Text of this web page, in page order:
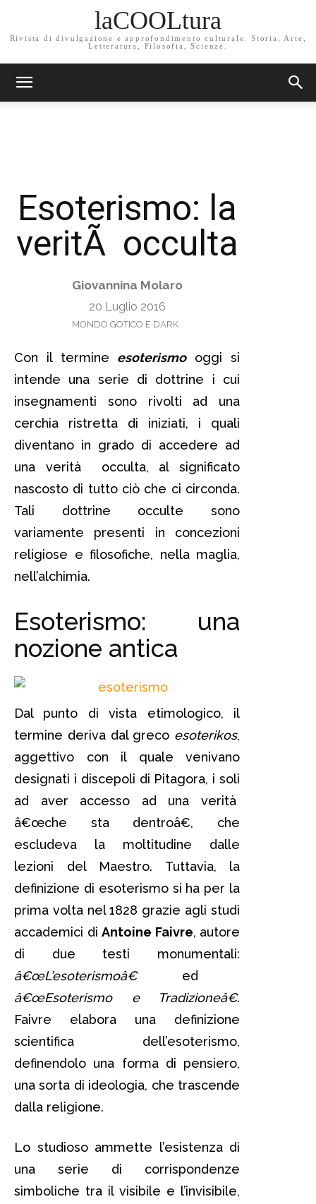
laCOOLtura
Rivista di divulgazione e approfondimento culturale. Storia, Arte,
Letteratura, Filosofia, Scienze.
Esoterismo: la
veritÃ occulta
Giovannina Molaro
20 Luglio 2016
MONDO GOTICO E DARK
Con il termine esoterismooggi si
intende una serie di dottrine i cui
insegnamenti sono rivolti ad una
cerchia ristretta di iniziati, i quali
diventano in grado di accedere ad
una verità occulta, al significato
nascosto di tutto ciò che ci circonda.
Tali dottrine occulte sono
variamente presenti in concezioni
religiose e filosofiche, nella maglia,
nell’alchimia.
Esoterismo: una
nozione antica
Dal punto di vista etimologico, il
termine deriva dal greco esoterikos,
aggettivo con il quale venivano
designati i discepoli di Pitagora, i soli
ad aver accesso ad una verità
â€œche sta dentroâ€, che
escludeva la moltitudine dalle
lezioni del Maestro. Tuttavia, la
definizione di esoterismo si ha per la
prima volta nel 1828 grazie agli studi
accademici di Antoine Faivre, autore
di due testi monumentali:
â€œL’esoterismoâ€ed
â€œEsoterismo e Tradizioneâ€.
Faivre elabora una definizione
scientifica dell’esoterismo,
definendolo una forma di pensiero,
una sorta di ideologia, che trascende
dalla religione.
Lo studioso ammette l’esistenza di
una serie di corrispondenze
simboliche tra il visibile e l’invisibile,